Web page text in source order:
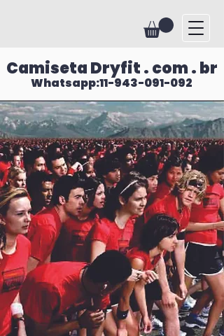
Camiseta Dryfit . com . br
Whatsapp:11-943-091-092